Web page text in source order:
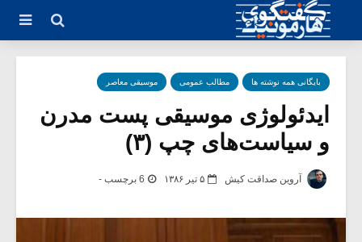
بایگانی همه نوشته ها مطالب عمومی موسیقی معاصر
ایدئولوژی موسیقی پست مدرن
و سیاست‌های چپ (۳)
آروین صداقت کیش ۵ تیر ۱۳۸۶ 6 برچسب -